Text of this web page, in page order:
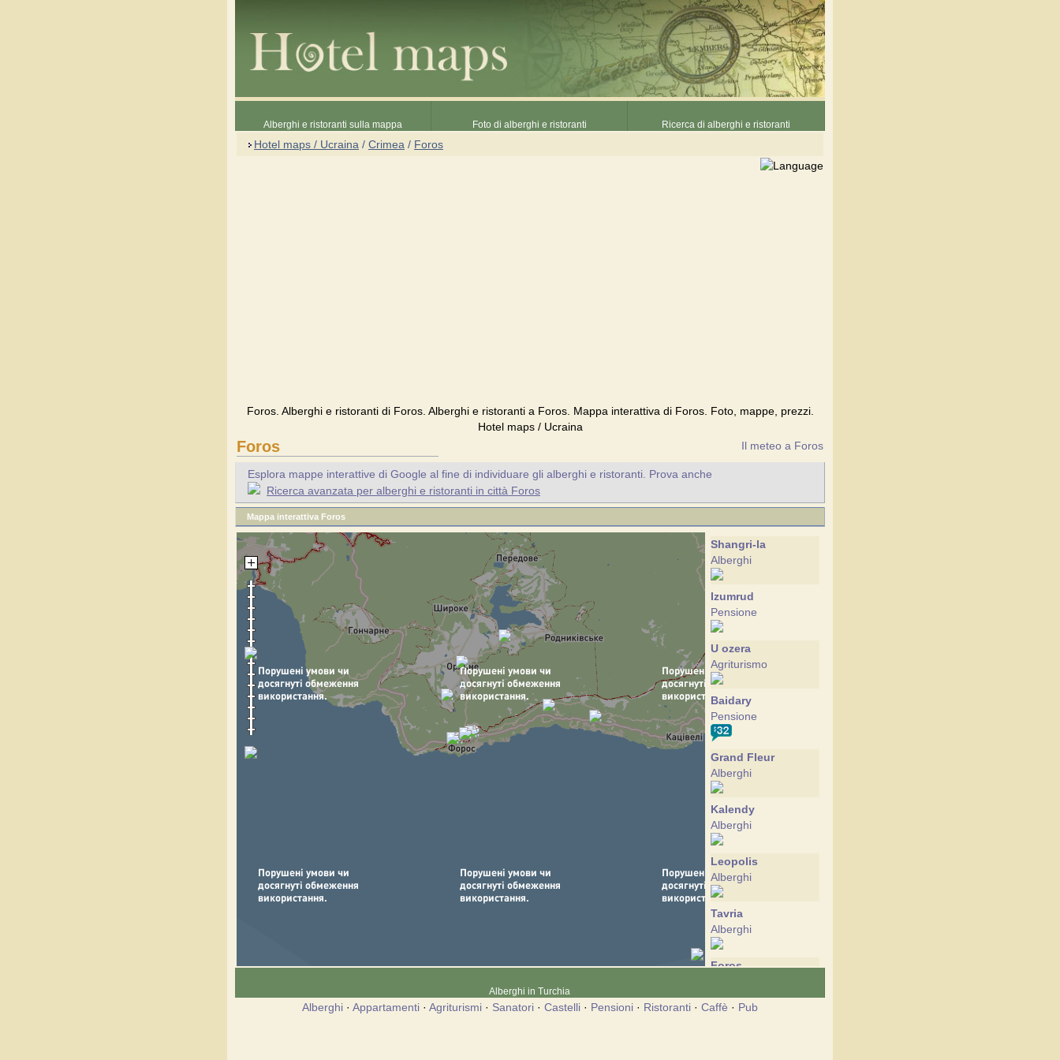
Alberghi e ristoranti sulla mappa Foto di alberghi e ristoranti Ricerca di alberghi e ristoranti
Hotel maps / Ucraina / Crimea / Foros
Foros. Alberghi e ristoranti di Foros. Alberghi e ristoranti a Foros. Mappa interattiva di Foros. Foto, mappe, prezzi.
Hotel maps / Ucraina
Foros Il meteo a Foros
Esplora mappe interattive di Google al fine di individuare gli alberghi e ristoranti. Prova anche
Ricerca avanzata per alberghi e ristoranti in città Foros
Mappa interattiva Foros
Shangri-la
Alberghi
Izumrud
Pensione
U ozera
Agriturismo
Baidary
Pensione
Grand Fleur
Alberghi
Kalendy
Alberghi
Leopolis
Alberghi
Tavria
Alberghi
Foros
Alberghi in Turchia
Alberghi · Appartamenti · Agriturismi · Sanatori · Castelli · Pensioni · Ristoranti · Caffè · Pub